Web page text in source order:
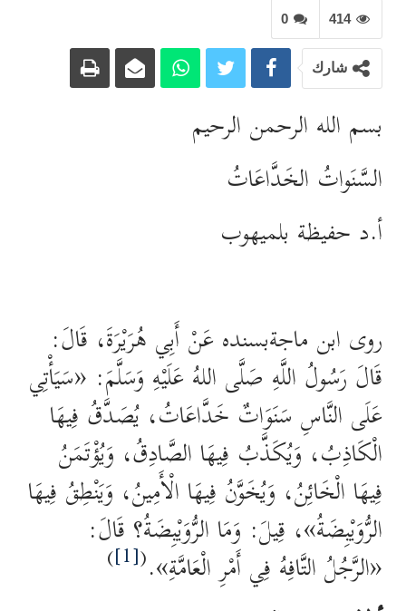
0 414
شارك
بسم الله الرحمن الرحيم
السَّنَواتُ الخَدَّاعَاتُ
أ.د حفيظة بلميهوب
روى ابن ماجةبسنده عَنْ أَبِي هُرَيْرَةَ، قَالَ:
قَالَ رَسُولُ اللَّهِ صَلَّى اللهُ عَلَيْهِ وَسَلَّمَ: «سَيَأْتِي
عَلَى النَّاسِ سَنَوَاتٌ خَدَّاعَاتُ، يُصَدَّقُ فِيهَا
الْكَاذِبُ، وَيُكَذَّبُ فِيهَا الصَّادِقُ، وَيُؤْتَمَنُ
فِيهَا الْخَائِنُ، وَيُخَوَّنُ فِيهَا الْأَمِينُ، وَيَنْطِقُ فِيهَا
الرُّوَيْبِضَةُ»، قِيلَ: وَمَا الرُّوَيْبِضَةُ؟ قَالَ:
«الرَّجُلُ التَّافِهُ فِي أَمْرِ الْعَامَّةِ».(
[1]
)